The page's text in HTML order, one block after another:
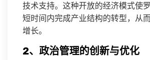
技术支持。这种开放的经济模式使
短时间内完成产业结构的转型，从
增长。
2、政治管理的创新与优化